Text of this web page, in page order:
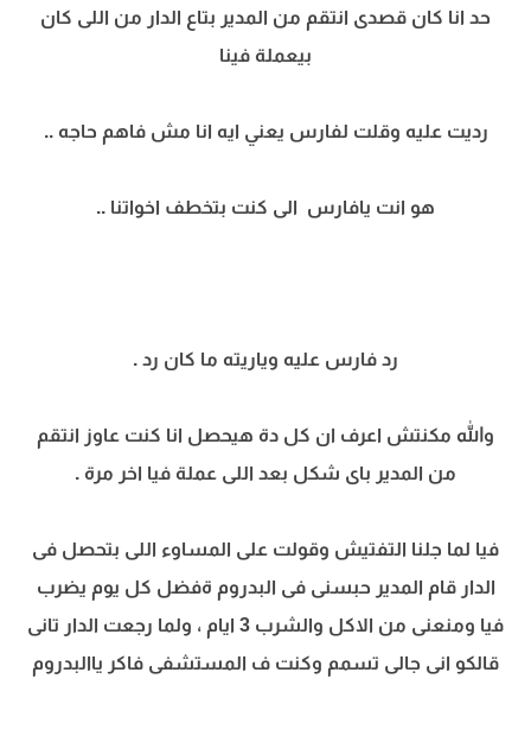
حد انا كان قصدى انتقم من المدير بتاع الدار من اللى كان
بيعملة فينا
رديت عليه وقلت لفارس يعني ايه انا مش فاهم حاجه ..
هو انت يافارس الى كنت بتخطف اخواتنا ..
رد فارس عليه وياريته ما كان رد .
والله مكنتش اعرف ان كل دة هيحصل انا كنت عاوز انتقم
من المدير باى شكل بعد اللى عملة فيا اخر مرة .
فيا لما جلنا التفتيش وقولت على المساوء اللى بتحصل فى
الدار قام المدير حبسنى فى البدروم ةفضل كل يوم يضرب
فيا ومنعنى من الاكل والشرب 3 ايام ، ولما رجعت الدار تانى
قالكو انى جالى تسمم وكنت ف المستشفى فاكر ياالبدروم